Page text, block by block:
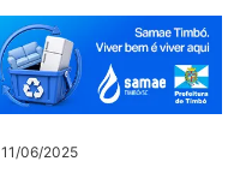
11/06/2025